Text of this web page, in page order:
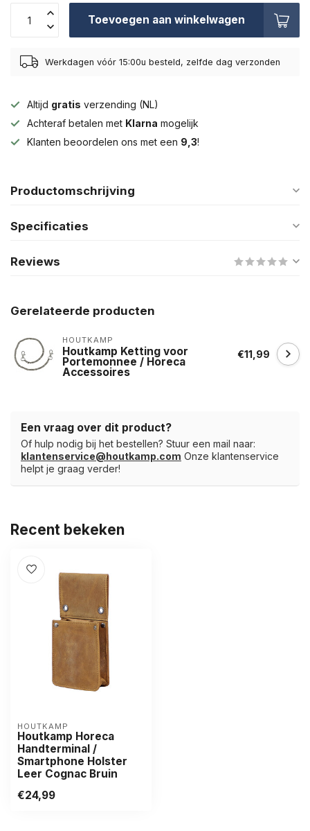
Toevoegen aan winkelwagen
Werkdagen vóór 15:00u besteld, zelfde dag verzonden
Altijd gratis verzending (NL)
Achteraf betalen met Klarna mogelijk
Klanten beoordelen ons met een 9,3!
Productomschrijving
Specificaties
Reviews
Gerelateerde producten
HOUTKAMP
Houtkamp Ketting voor
Portemonnee / Horeca
Accessoires
€11,99
Een vraag over dit product?
Of hulp nodig bij het bestellen? Stuur een mail naar:
klantenservice@houtkamp.com Onze klantenservice
helpt je graag verder!
Recent bekeken
HOUTKAMP
Houtkamp Horeca
Handterminal /
Smartphone Holster
Leer Cognac Bruin
€24,99